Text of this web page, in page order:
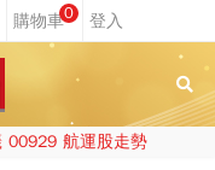
0
00929 航運股走勢